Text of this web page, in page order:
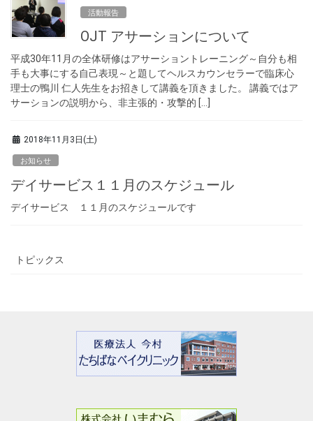
活動報告
OJT アサーションについて
平成30年11月の全体研修はアサーショントレーニング～自分も相
手も大事にする自己表現～と題してヘルスカウンセラーで臨床心
理士の鴨川 仁人先生をお招きして講義を頂きました。 講義ではア
サーションの説明から、非主張的・攻撃的 […]
2018年11月3日(土)
お知らせ
デイサービス１１月のスケジュール
デイサービス １１月のスケジュールです
トピックス